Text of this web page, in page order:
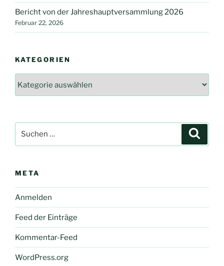
Bericht von der Jahreshauptversammlung 2026
Februar 22, 2026
KATEGORIEN
nach:
META
Anmelden
Feed der Einträge
Kommentar-Feed
WordPress.org